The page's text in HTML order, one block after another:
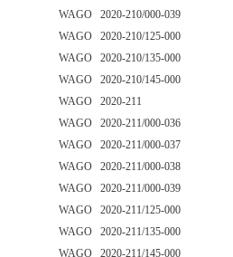
WAGO 2020-210/000-039
WAGO 2020-210/125-000
WAGO 2020-210/135-000
WAGO 2020-210/145-000
WAGO 2020-211
WAGO 2020-211/000-036
WAGO 2020-211/000-037
WAGO 2020-211/000-038
WAGO 2020-211/000-039
WAGO 2020-211/125-000
WAGO 2020-211/135-000
WAGO 2020-211/145-000